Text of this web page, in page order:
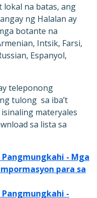
lokal na batas, ang
ng Halalan ay
botante na
Intsik, Farsi,
Espanyol,
teleponong
tulong sa iba’t
materyales
sa lista sa
- Mga
para sa
-